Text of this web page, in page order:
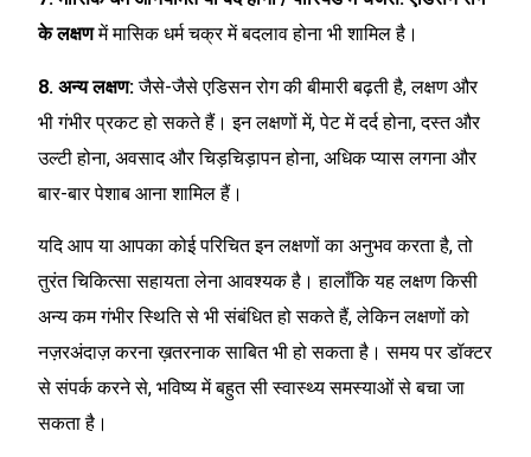
के लक्षणमें मासिक धर्म चक्र में बदलाव होना भी शामिल है।
8. अन्य लक्षण:जैसे-जैसे एडिसन रोग की बीमारी बढ़ती है, लक्षण और
भी गंभीर प्रकट हो सकते हैं। इन लक्षणों में, पेट में दर्द होना, दस्त और
उल्टी होना, अवसाद और चिड़चिड़ापन होना, अधिक प्यास लगना और
बार-बार पेशाब आना शामिल हैं।
यदि आप या आपका कोई परिचित इन लक्षणों का अनुभव करता है, तो
तुरंत चिकित्सा सहायता लेना आवश्यक है। हालाँकि यह लक्षण किसी
अन्य कम गंभीर स्थिति से भी संबंधित हो सकते हैं, लेकिन लक्षणों को
नज़रअंदाज़ करना ख़तरनाक साबित भी हो सकता है। समय पर डॉक्टर
से संपर्क करने से, भविष्य में बहुत सी स्वास्थ्य समस्याओं से बचा जा
सकता है।